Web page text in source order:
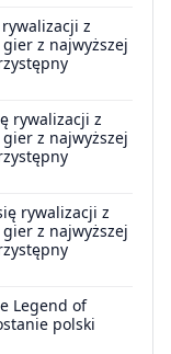
z
z najwyższej
rywalizacji z
z najwyższej
rywalizacji z
z najwyższej
Legend of
polski